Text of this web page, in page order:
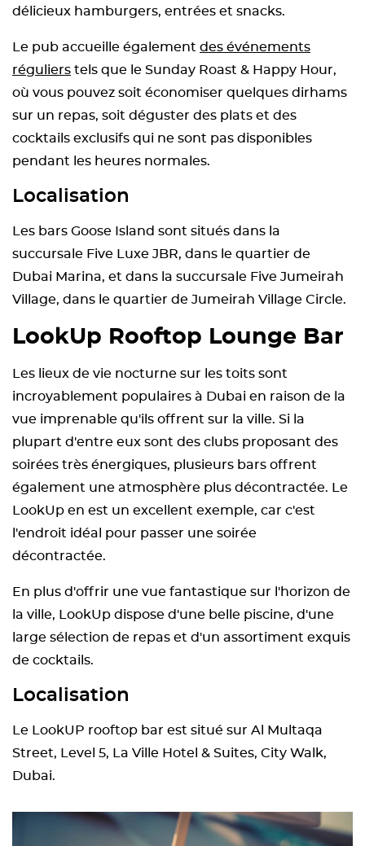
délicieux hamburgers, entrées et snacks.
Le pub accueille également des événements
réguliers tels que le Sunday Roast & Happy Hour,
où vous pouvez soit économiser quelques dirhams
sur un repas, soit déguster des plats et des
cocktails exclusifs qui ne sont pas disponibles
pendant les heures normales.
Localisation
Les bars Goose Island sont situés dans la
succursale Five Luxe JBR, dans le quartier de
Dubai Marina, et dans la succursale Five Jumeirah
Village, dans le quartier de Jumeirah Village Circle.
LookUp Rooftop Lounge Bar
Les lieux de vie nocturne sur les toits sont
incroyablement populaires à Dubai en raison de la
vue imprenable qu'ils offrent sur la ville. Si la
plupart d'entre eux sont des clubs proposant des
soirées très énergiques, plusieurs bars offrent
également une atmosphère plus décontractée. Le
LookUp en est un excellent exemple, car c'est
l'endroit idéal pour passer une soirée
décontractée.
En plus d'offrir une vue fantastique sur l'horizon de
la ville, LookUp dispose d'une belle piscine, d'une
large sélection de repas et d'un assortiment exquis
de cocktails.
Localisation
Le LookUP rooftop bar est situé sur Al Multaqa
Street, Level 5, La Ville Hotel & Suites, City Walk,
Dubai.